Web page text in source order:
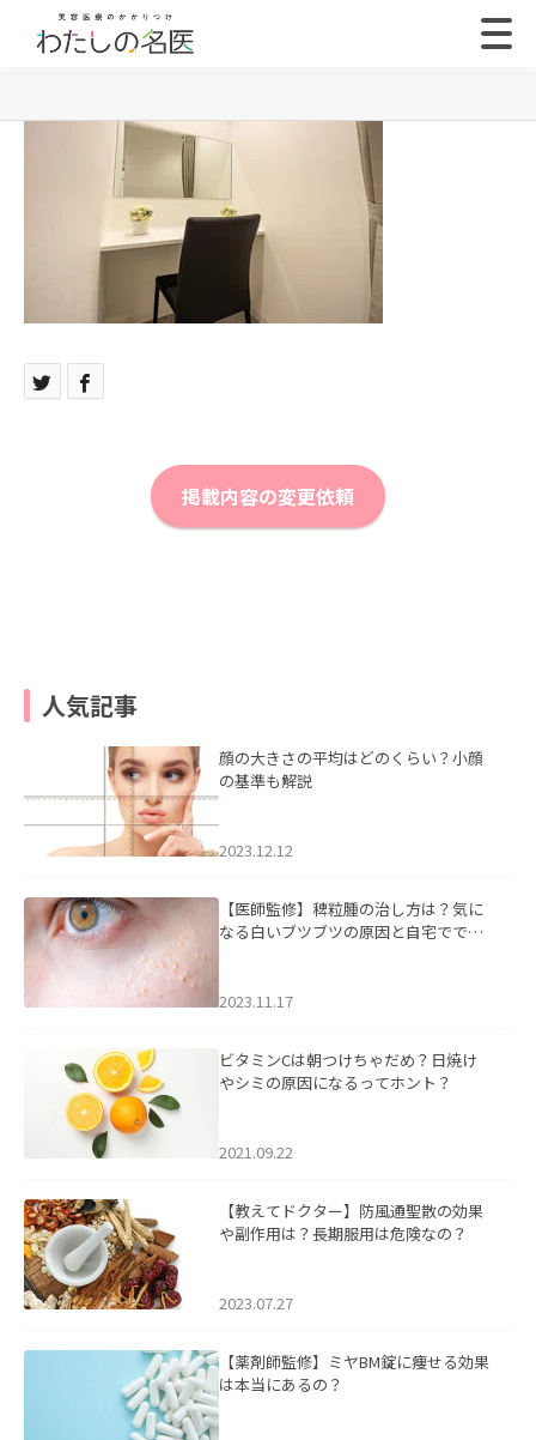
掲載内容の変更依頼
人気記事
顔の大きさの平均はどのくらい？小顔
の基準も解説
2023.12.12
【医師監修】稗粒腫の治し方は？気に
なる白いブツブツの原因と自宅ででき
2023.11.17
ビタミンCは朝つけちゃだめ？日焼け
やシミの原因になるってホント？
2021.09.22
【教えてドクター】防風通聖散の効果
や副作用は？長期服用は危険なの？
2023.07.27
【薬剤師監修】ミヤBM錠に痩せる効果
は本当にあるの？